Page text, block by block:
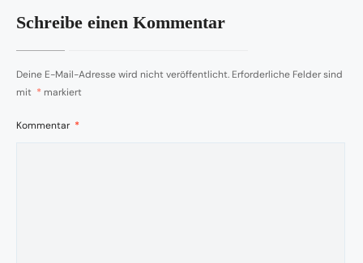
Schreibe einen Kommentar
Deine E-Mail-Adresse wird nicht veröffentlicht. Erforderliche Felder sind
mit * markiert
Kommentar *